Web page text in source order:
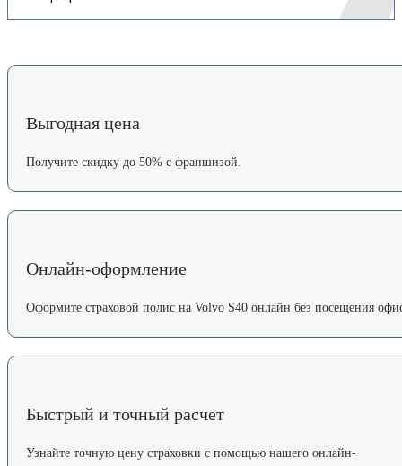
Выгодная цена
Получите скидку до 50% с франшизой.
Онлайн-оформление
Оформите страховой полис на Volvo S40 онлайн без посещения
Быстрый и точный расчет
Узнайте точную цену страховки с помощью нашего онлайн-